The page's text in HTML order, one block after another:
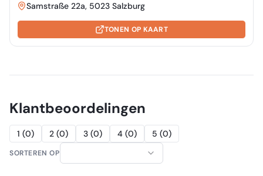
Samstraße 22a, 5023 Salzburg
TONEN OP KAART
Klantbeoordelingen
1 (0) 2 (0) 3 (0) 4 (0) 5 (0)
SORTEREN OP